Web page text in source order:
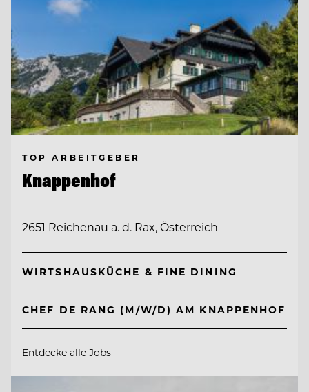
TOP ARBEITGEBER
Knappenhof
2651 Reichenau a. d. Rax, Österreich
WIRTSHAUSKÜCHE & FINE DINING
CHEF DE RANG (M/W/D) AM KNAPPENHOF
Entdecke alle Jobs